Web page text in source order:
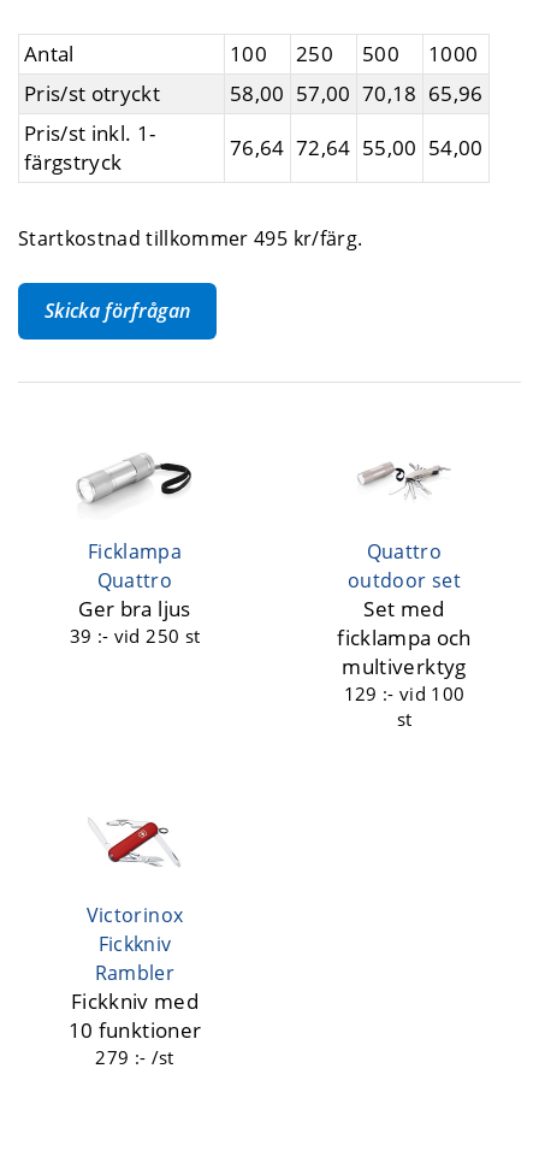
Antal 100 250 500
1000
Pris/st otryckt
58,00 57,00 70,18 65,96
Pris/st inkl. 1-
färgstryck
76,64 72,64 55,00 54,00
Startkostnad tillkommer 495 kr/färg.
Skicka förfrågan
Ficklampa
Quattro
Ger bra ljus
39 :- vid 250 st
Quattro
outdoor set
Set med
ficklampa och
multiverktyg
129 :- vid 100
st
Victorinox
Fickkniv
Rambler
Fickkniv med
10 funktioner
279 :- /st